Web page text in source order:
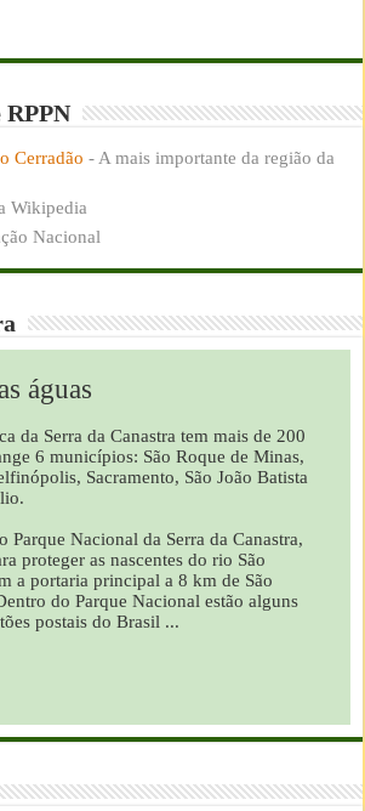
RPPN
Cerradão - A mais importante da região da
Wikipedia
Nacional
águas
da Serra da Canastra tem mais de 200
6 municípios: São Roque de Minas,
Sacramento, São João Batista
Parque Nacional da Serra da Canastra,
proteger as nascentes do rio São
a portaria principal a 8 km de São
do Parque Nacional estão alguns
postais do Brasil ...